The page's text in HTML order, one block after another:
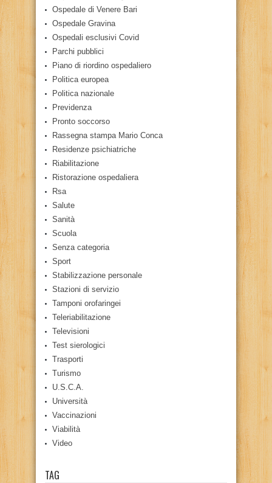
Ospedale di Venere Bari
Ospedale Gravina
Ospedali esclusivi Covid
Parchi pubblici
Piano di riordino ospedaliero
Politica europea
Politica nazionale
Previdenza
Pronto soccorso
Rassegna stampa Mario Conca
Residenze psichiatriche
Riabilitazione
Ristorazione ospedaliera
Rsa
Salute
Sanità
Scuola
Senza categoria
Sport
Stabilizzazione personale
Stazioni di servizio
Tamponi orofaringei
Teleriabilitazione
Televisioni
Test sierologici
Trasporti
Turismo
U.S.C.A.
Università
Vaccinazioni
Viabilità
Video
TAG